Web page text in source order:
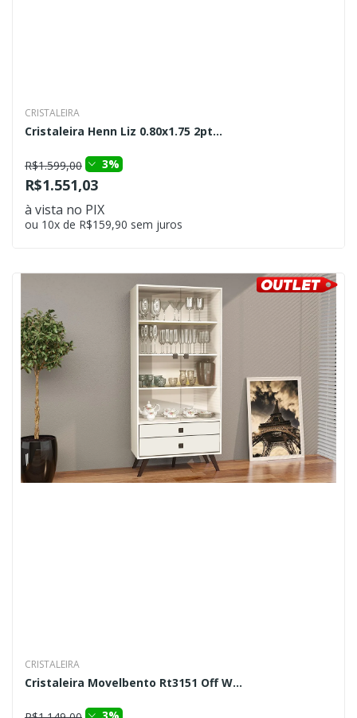
CRISTALEIRA
Cristaleira Henn Liz 0.80x1.75 2pt...
R$1.599,00 3%
R$1.551,03
à vista no PIX
ou 10x de R$159,90 sem juros
CRISTALEIRA
Cristaleira Movelbento Rt3151 Off W...